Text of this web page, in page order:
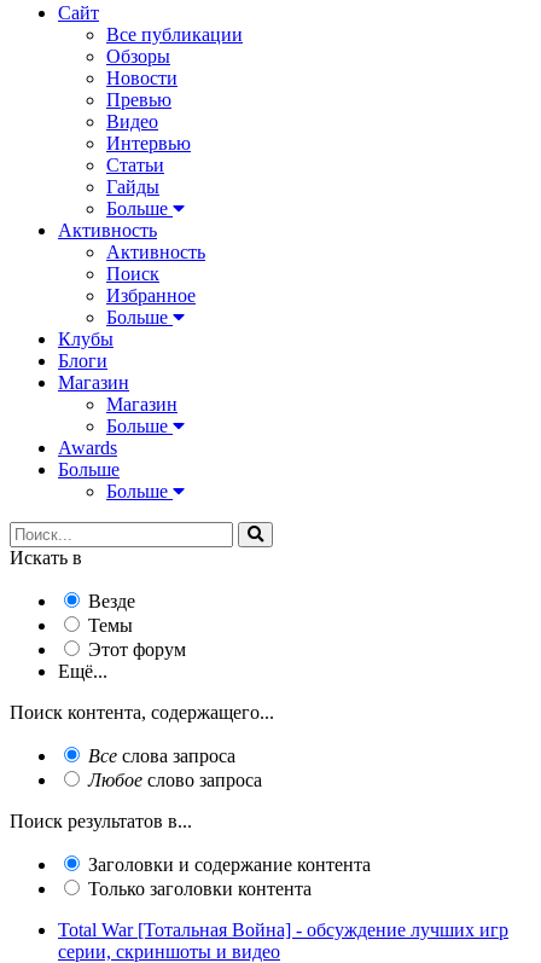
Сайт
Все публикации
Обзоры
Новости
Превью
Видео
Интервью
Статьи
Гайды
Больше
Активность
Активность
Поиск
Избранное
Больше
Клубы
Блоги
Магазин
Магазин
Больше
Awards
Больше
Больше
Искать в
Везде
Темы
Этот форум
Ещё...
Поиск контента, содержащего...
Все слова запроса
Любое слово запроса
Поиск результатов в...
Заголовки и содержание контента
Только заголовки контента
Total War [Тотальная Война] - обсуждение лучших игр
серии, скриншоты и видео